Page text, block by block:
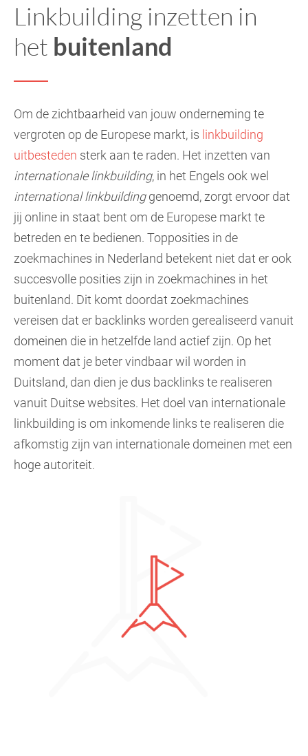
Linkbuilding inzetten in
het buitenland
Om de zichtbaarheid van jouw onderneming te
vergroten op de Europese markt, is linkbuilding
uitbesteden sterk aan te raden. Het inzetten van
internationale linkbuilding, in het Engels ook wel
international linkbuildinggenoemd, zorgt ervoor dat
jij online in staat bent om de Europese markt te
betreden en te bedienen. Topposities in de
zoekmachines in Nederland betekent niet dat er ook
succesvolle posities zijn in zoekmachines in het
buitenland. Dit komt doordat zoekmachines
vereisen dat er backlinks worden gerealiseerd vanuit
domeinen die in hetzelfde land actief zijn. Op het
moment dat je beter vindbaar wil worden in
Duitsland, dan dien je dus backlinks te realiseren
vanuit Duitse websites. Het doel van internationale
linkbuilding is om inkomende links te realiseren die
afkomstig zijn van internationale domeinen met een
hoge autoriteit.